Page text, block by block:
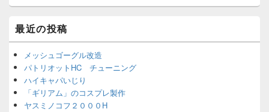
最近の投稿
メッシュゴーグル改造
パトリオットHC チューニング
ハイキャパいじり
「ギリアム」のコスプレ製作
ヤスミノコフ２０００H